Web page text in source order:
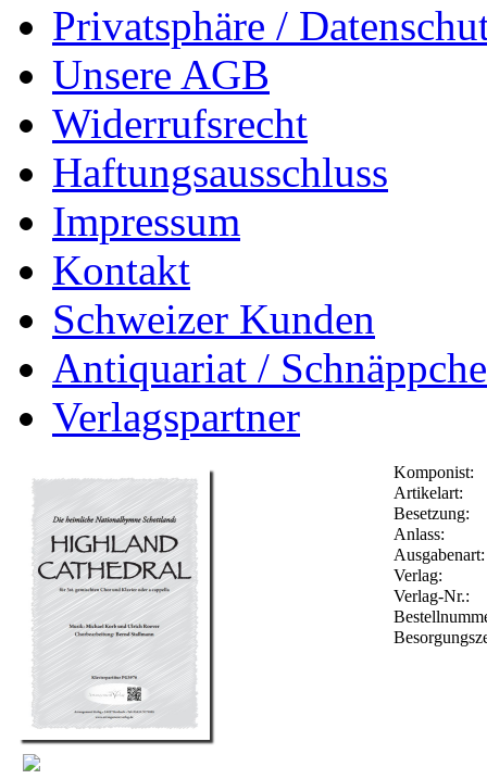
Privatsphäre /
Unsere AGB
Widerrufsrecht
Haftungsausschluss
Impressum
Kontakt
Schweizer Kunden
Antiquariat /
Verlagspartner
Komponist:
Artikelart:
Besetzung:
Anlass:
Ausgabenart:
Verlag:
Verlag-Nr.: